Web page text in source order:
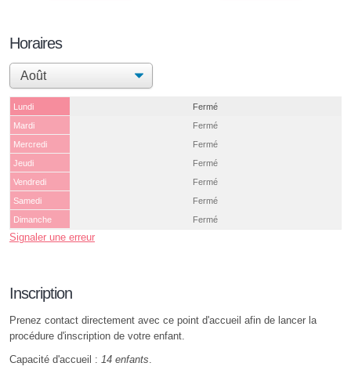
Horaires
Lundi
Fermé
Mardi
Fermé
Mercredi
Fermé
Jeudi
Fermé
Vendredi
Fermé
Samedi
Fermé
Dimanche
Fermé
Signaler une erreur
Inscription
Prenez contact directement avec ce point d'accueil afin de lancer la
procédure d'inscription de votre enfant.
Capacité d'accueil : 14 enfants.